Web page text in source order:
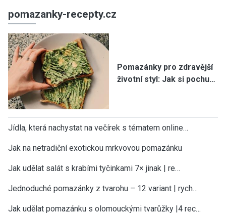
pomazanky-recepty.cz
Pomazánky pro zdravější
životní styl: Jak si pochu…
Jídla, která nachystat na večírek s tématem online…
Jak na netradiční exotickou mrkvovou pomazánku
Jak udělat salát s krabími tyčinkami 7× jinak | re…
Jednoduché pomazánky z tvarohu – 12 variant | rych…
Jak udělat pomazánku s olomouckými tvarůžky |4 rec…